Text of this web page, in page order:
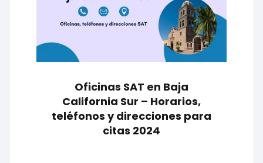
Oficinas SAT en Baja
California Sur – Horarios,
teléfonos y direcciones para
citas 2024